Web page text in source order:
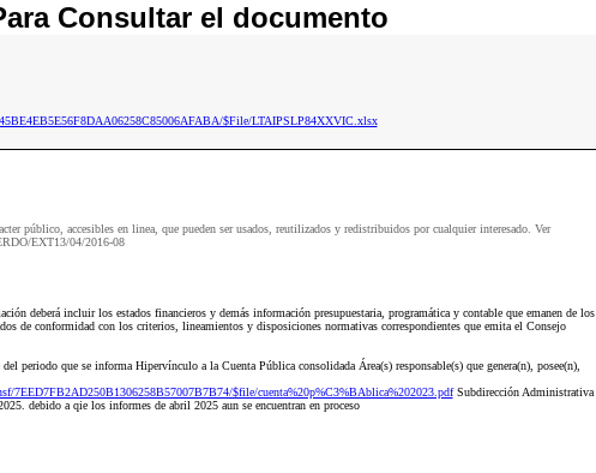
Consultarel documento
$File/LTAIPSLP84XXVIC.xlsx
público, accesibles en linea, que pueden ser usados, reutilizados y redistribuidos por cualquier interesado. Ver
EXT13/04/2016-08
deberá incluir los estados financieros y demás información presupuestaria, programática y contable que emanen de los
de conformidad con los criterios, lineamientos y disposiciones normativas correspondientes que emita el Consejo
periodo que se informa Hipervínculo a la Cuenta Pública consolidada Área(s) responsable(s) que genera(n), posee(n),
7EED7FB2AD250B1306258B57007B7B74/$file/cuenta%20p%C3%BAblica%202023.pdfSubdirección Administrativa
debido a qie los informes de abril 2025 aun se encuentran en proceso